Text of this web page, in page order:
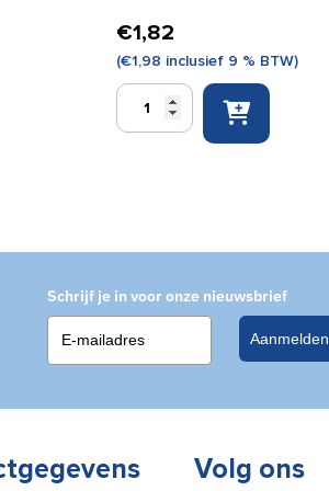
€1,82
(€1,98 inclusief 9 % BTW)
Quick
instant
aantal
Schrijf je in voor onze nieuwsbrief
Aanmelden
Volg ons